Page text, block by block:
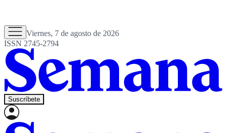
Viernes, 7 de agosto de 2026
ISSN 2745-2794
Suscríbete